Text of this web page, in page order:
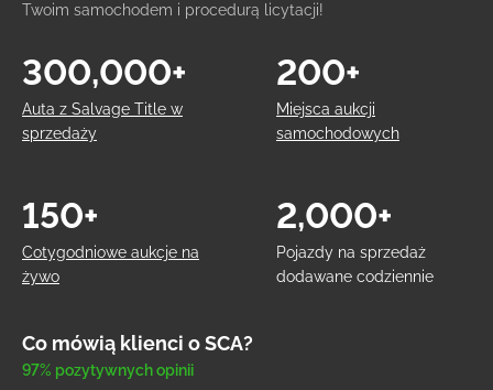
Twoim samochodem i procedurą licytacji!
Auta z Salvage Title w
sprzedaży
300,000+
Miejsca aukcji
samochodowych
200+
Cotygodniowe aukcje na
żywo
150+
Pojazdy na sprzedaż
dodawane codziennie
2,000+
Co mówią klienci o SCA?
97% pozytywnych opinii